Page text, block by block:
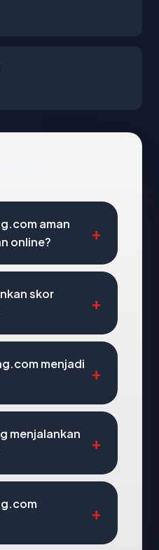
aman
online?
skor
menjadi
menjalankan